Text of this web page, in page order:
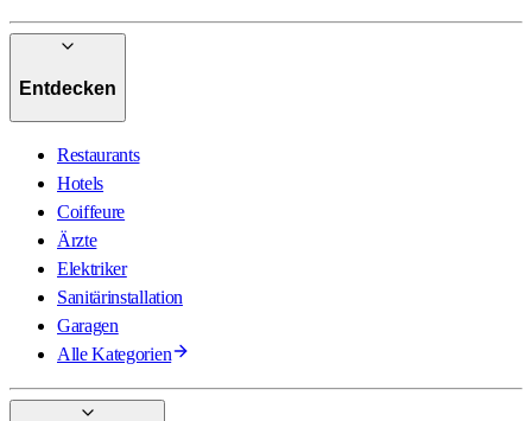
Entdecken
Restaurants
Hotels
Coiffeure
Ärzte
Elektriker
Sanitärinstallation
Garagen
Alle Kategorien